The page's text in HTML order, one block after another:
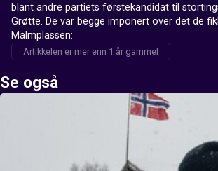
blant andre partiets førstekandidat til
Grøtte. De var begge imponert over det de
Malmplassen:
Artikkelen er mer enn 1 år gammel
Se også